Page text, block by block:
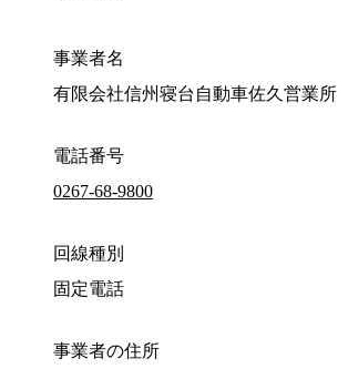
事業者名
有限会社信州寝台自動車佐久営業所
電話番号
0267-68-9800
回線種別
固定電話
事業者の住所